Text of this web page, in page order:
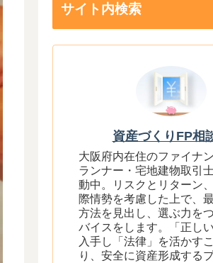
サイト内検索
資産づくりFP相
大阪府内在住のファイナ
ランナー・宅地建物取引
動中。リスクとリターン
際情勢を考慮した上で、
方法を見出し、選ぶ力を
バイスをします。「正し
入手し「法律」を活かす
り、安全に資産形成する